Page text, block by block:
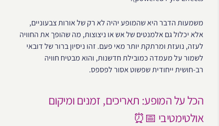
משמעות הדבר היא שהמופע יהיה לא רק של אורות צבעוניים,
אלא יכלול גם אלמנטים של אש או ניצוצות, מה שהופך את החוויה
לעזה, נועזת ומרתקת יותר מאי פעם. זהו ניסיון ברור של דובאי
לשמור על מעמדה כמובילת חדשנות, והוא מבטיח חוויה
רב-חושית ייחודית שפשוט אסור לפספס.
הכל על המופע: תאריכים, זמנים ומיקום
אולטימטיבי 📅⏰